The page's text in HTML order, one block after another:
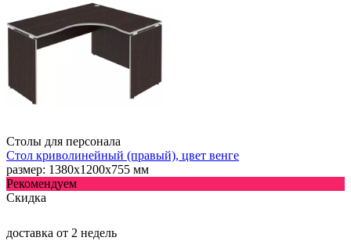
Столы для персонала
Стол криволинейный (правый), цвет венге
размер: 1380х1200х755 мм
Рекомендуем
Скидка
доставка от 2 недель